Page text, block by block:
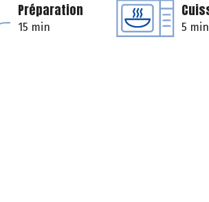
Préparation
15 min 5 min